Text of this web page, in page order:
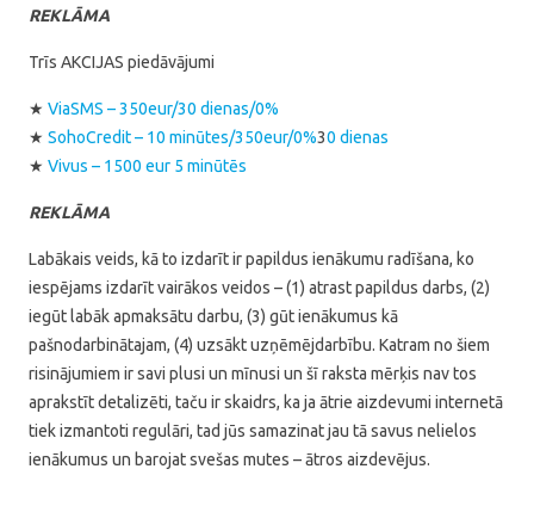
REKLĀMA
Trīs AKCIJAS piedāvājumi
★ ViaSMS – 350eur/30 dienas/0%
★ SohoCredit – 10 minūtes/350eur/0%30 dienas
★ Vivus – 1500 eur 5 minūtēs
REKLĀMA
Labākais veids, kā to izdarīt ir papildus ienākumu radīšana, ko
iespējams izdarīt vairākos veidos – (1) atrast papildus darbs, (2)
iegūt labāk apmaksātu darbu, (3) gūt ienākumus kā
pašnodarbinātajam, (4) uzsākt uzņēmējdarbību. Katram no šiem
risinājumiem ir savi plusi un mīnusi un šī raksta mērķis nav tos
aprakstīt detalizēti, taču ir skaidrs, ka ja ātrie aizdevumi internetā
tiek izmantoti regulāri, tad jūs samazinat jau tā savus nelielos
ienākumus un barojat svešas mutes – ātros aizdevējus.